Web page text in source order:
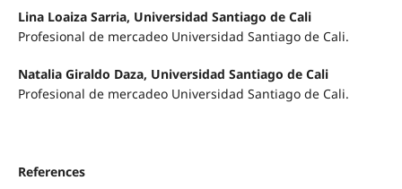
Lina Loaiza Sarria, Universidad Santiago de Cali
Profesional de mercadeo Universidad Santiago de Cali.
Natalia Giraldo Daza, Universidad Santiago de Cali
Profesional de mercadeo Universidad Santiago de Cali.
References